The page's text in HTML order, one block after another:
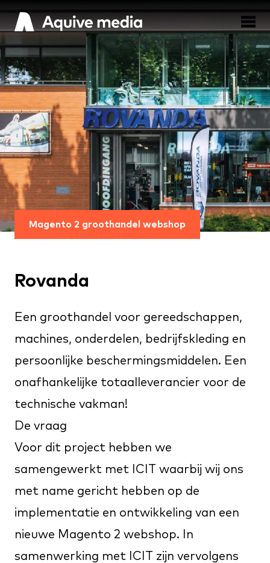
Magento 2 groothandel webshop
Rovanda
Een groothandel voor gereedschappen,
machines, onderdelen, bedrijfskleding en
persoonlijke beschermingsmiddelen. Een
onafhankelijke totaalleverancier voor de
technische vakman!
De vraag
Voor dit project hebben we
samengewerkt met ICIT
waarbij wij ons
met name gericht hebben op de
implementatie en ontwikkeling van een
nieuwe Magento 2 webshop. In
samenwerking met ICIT zijn vervolgens